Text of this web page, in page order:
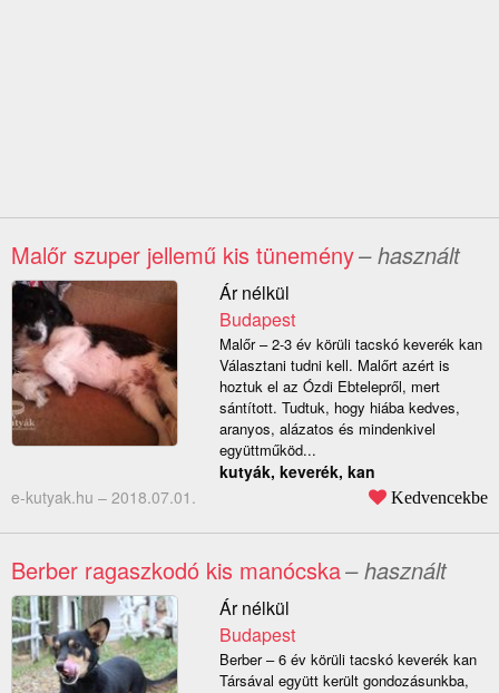
Malőr szuper jellemű kis tünemény– használt
Ár nélkül
Budapest
Malőr – 2-3 év körüli tacskó keverék kan
Választani tudni kell. Malőrt azért is
hoztuk el az Ózdi Ebtelepről, mert
sántított. Tudtuk, hogy hiába kedves,
aranyos, alázatos és mindenkivel
együttműköd...
kutyák, keverék, kan
e-kutyak.hu – 2018.07.01. Kedvencekbe
Berber ragaszkodó kis manócska– használt
Ár nélkül
Budapest
Berber – 6 év körüli tacskó keverék kan
Társával együtt került gondozásunkba,